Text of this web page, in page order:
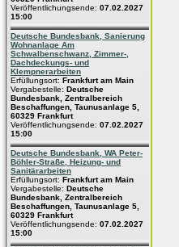
Veröffentlichungsende: 07.02.2027
15:00
Deutsche Bundesbank, Sanierung
Wohnanlage Am
Schwalbenschwanz, Zimmer-,
Dachdeckungs- und
Klempnerarbeiten
Erfüllungsort: Frankfurt am Main
Vergabestelle: Deutsche
Bundesbank, Zentralbereich
Beschaffungen, Taunusanlage 5,
60329 Frankfurt
Veröffentlichungsende: 07.02.2027
15:00
Deutsche Bundesbank, WA Peter-
Böhler-Straße, Heizung- und
Sanitärarbeiten
Erfüllungsort: Frankfurt am Main
Vergabestelle: Deutsche
Bundesbank, Zentralbereich
Beschaffungen, Taunusanlage 5,
60329 Frankfurt
Veröffentlichungsende: 07.02.2027
15:00